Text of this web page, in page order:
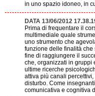
in uno spazio idoneo, in
DATA 13/06/2012
Prima di frequentare il
multimediale quale
uno strumento che
funzione delle finalità che
fine di raggiungere il
che, organizzati in gruppi
ultime ricerche
attiva più canali
disturbo. Come
comunicativa e cognitiva